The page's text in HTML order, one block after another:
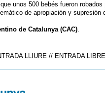
unos 500 bebés fueron
de apropiación y supresión
de Catalunya (CAC).
LLIURE // ENTRADA LIBRE